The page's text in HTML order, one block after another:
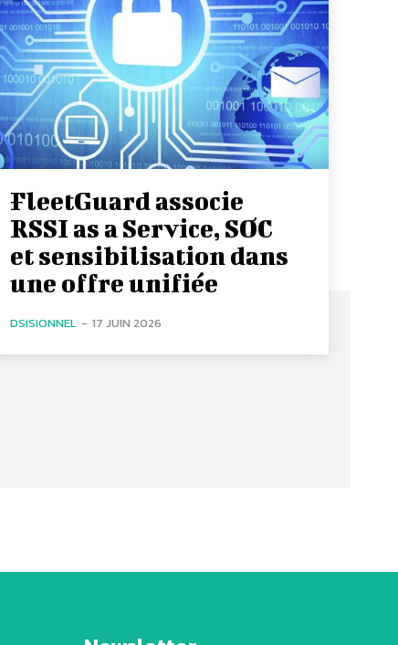
FleetGuard associe
RSSI as a Service, SOC
et sensibilisation dans
une offre unifiée
DSISIONNEL - 17 JUIN 2026